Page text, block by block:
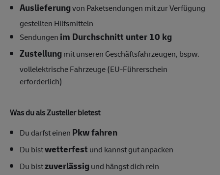
Auslieferungvon Paketsendungen mit zur Verfügung
gestellten Hilfsmitteln
Sendungen im Durchschnitt unter 10 kg
Zustellungmit unseren Geschäftsfahrzeugen, bspw.
vollelektrische Fahrzeuge (EU-Führerschein
erforderlich)
Was du als Zusteller bietest
Du darfst einen Pkw fahren
Du bistwetterfest und kannst gut anpacken
Du bistzuverlässigund hängst dich rein